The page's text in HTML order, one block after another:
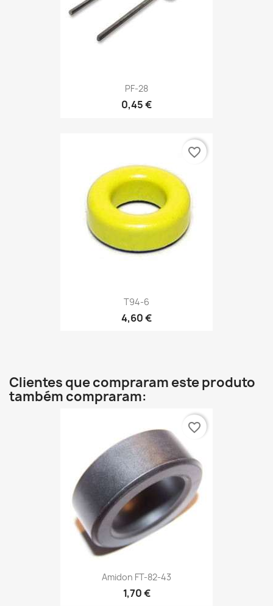
PF-28
0,45 €
T94-6
4,60 €
favorite_border
Clientes que compraram este produto
também compraram:
Amidon FT-82-43
1,70 €
favorite_border